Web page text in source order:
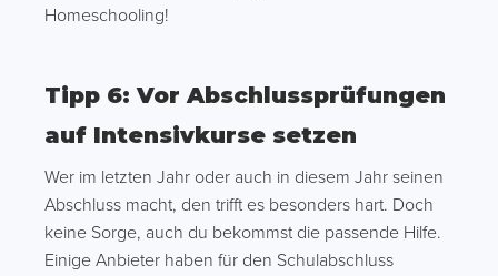
Homeschooling!
Tipp 6: Vor Abschlussprüfungen
auf Intensivkurse setzen
Wer im letzten Jahr oder auch in diesem Jahr seinen
Abschluss macht, den trifft es besonders hart. Doch
keine Sorge, auch du bekommst die passende Hilfe.
Einige Anbieter haben für den Schulabschluss